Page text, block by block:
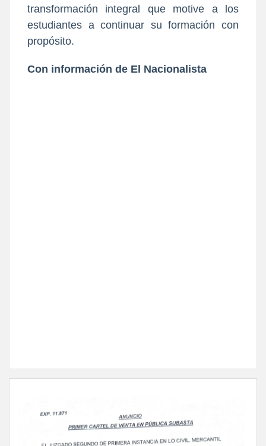
transformación integral que motive a los
estudiantes a continuar su formación con
propósito.
Con información de El Nacionalista